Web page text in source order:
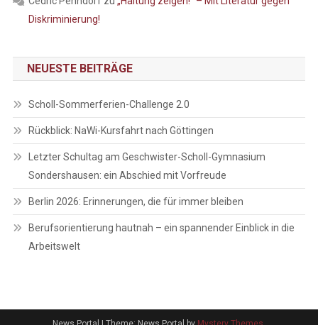
Diskriminierung!
NEUESTE BEITRÄGE
Scholl-Sommerferien-Challenge 2.0
Rückblick: NaWi-Kursfahrt nach Göttingen
Letzter Schultag am Geschwister-Scholl-Gymnasium
Sondershausen: ein Abschied mit Vorfreude
Berlin 2026: Erinnerungen, die für immer bleiben
Berufsorientierung hautnah – ein spannender Einblick in die
Arbeitswelt